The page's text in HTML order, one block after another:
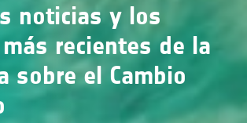
noticias y los
recientes de la
sobre el Cambio